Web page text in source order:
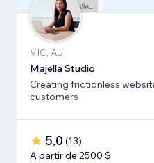
VIC, AU
Majella Studio
Creating frictionless
customers
5,0 (13)
A partir de 2500 $